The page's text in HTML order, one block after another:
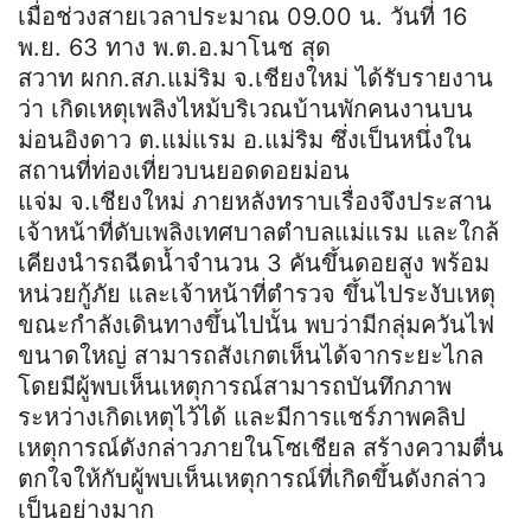
เมื่อช่วงสายเวลาประมาณ 09.00 น. วันที่ 16
พ.ย. 63 ทาง พ.ต.อ.มาโนช สุด
สวาท ผกก.สภ.แม่ริม จ.เชียงใหม่ ได้รับรายงาน
ว่า เกิดเหตุเพลิงไหม้บริเวณบ้านพักคนงานบน
ม่อนอิงดาว ต.แม่แรม อ.แม่ริม ซึ่งเป็นหนึ่งใน
สถานที่ท่องเที่ยวบนยอดดอยม่อน
แจ่ม จ.เชียงใหม่ ภายหลังทราบเรื่องจึงประสาน
เจ้าหน้าที่ดับเพลิงเทศบาลตำบลแม่แรม และใกล้
เคียงนำรถฉีดน้ำจำนวน 3 คันขึ้นดอยสูง พร้อม
หน่วยกู้ภัย และเจ้าหน้าที่ตำรวจ ขึ้นไประงับเหตุ
ขณะกำลังเดินทางขึ้นไปนั้น พบว่ามีกลุ่มควันไฟ
ขนาดใหญ่ สามารถสังเกตเห็นได้จากระยะไกล
โดยมีผู้พบเห็นเหตุการณ์สามารถบันทึกภาพ
ระหว่างเกิดเหตุไว้ได้ และมีการแชร์ภาพคลิป
เหตุการณ์ดังกล่าวภายในโซเชียล สร้างความตื่น
ตกใจให้กับผู้พบเห็นเหตุการณ์ที่เกิดขึ้นดังกล่าว
เป็นอย่างมาก